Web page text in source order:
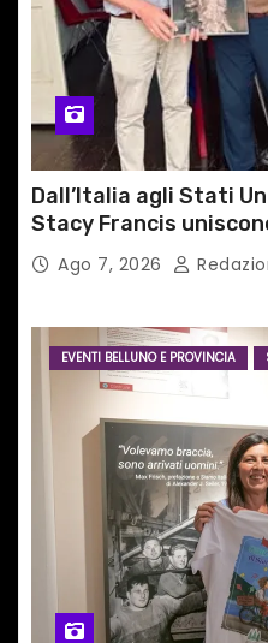
Dall’Italia agli Stati
Stacy Francis
tecnologia in un
internazionale”
Ago 7, 2026
EVENTI BELLUNO E PROVINCIA